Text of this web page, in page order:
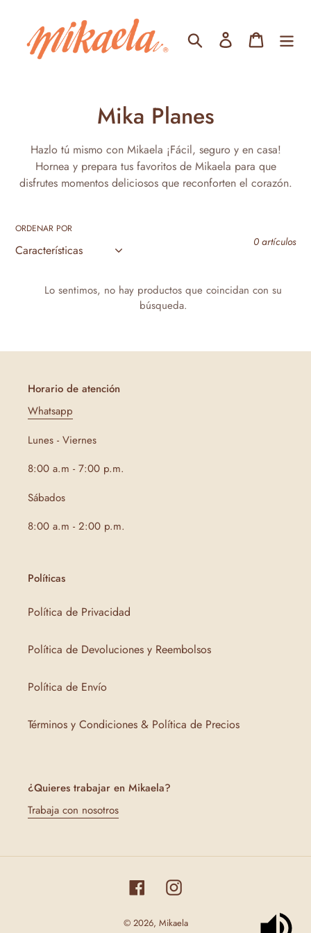
directamente
contenido
Buscar Ingresar Carrito
C
o
l
e
ó
:
Mika Planes
Hazlo tú mismo con Mikaela ¡Fácil, seguro y en casa!
Hornea y prepara tus favoritos de Mikaela para que
disfrutes momentos deliciosos que reconforten el corazón.
ORDENAR POR
0 artículos
Lo sentimos, no hay productos que coincidan con su
búsqueda.
Horario de atención
Whatsapp
Lunes - Viernes
8:00 a.m - 7:00 p.m.
Sábados
8:00 a.m - 2:00 p.m.
Políticas
Política de Privacidad
Política de Devoluciones y Reembolsos
Política de Envío
Términos y Condiciones & Política de Precios
¿Quieres trabajar en Mikaela?
Trabaja con nosotros
FacebookInstagram
© 2026, Mikaela